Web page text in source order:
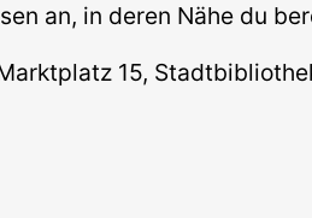
an, in deren Nähe du
15,